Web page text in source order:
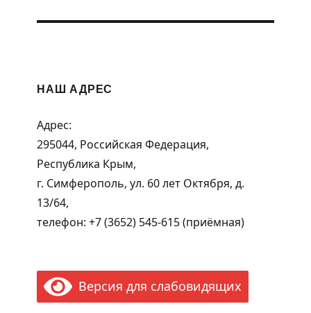
НАШ АДРЕС
Адрес:
295044, Российская Федерация,
Республика Крым,
г. Симферополь, ул. 60 лет Октября, д.
13/64,
телефон: +7 (3652) 545-615 (приёмная)
Версия для слабовидящих